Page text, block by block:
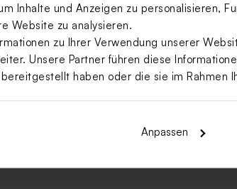
Inhalte und Anzeigen zu personalisieren,
Website zu analysieren.
zu Ihrer Verwendung unserer
Unsere Partner führen diese
haben oder die sie im Rahmen
Anpassen
Design
Mehr anzeigen